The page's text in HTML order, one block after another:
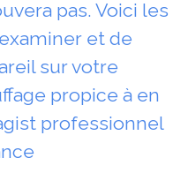
pas. Voici les
et de
sur votre
propice à en
professionnel